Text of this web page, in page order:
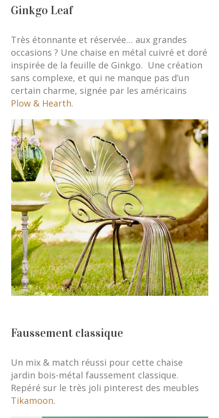
Ginkgo Leaf
Très étonnante et réservée… aux grandes
occasions ? Une chaise en métal cuivré et doré
inspirée de la feuille de Ginkgo. Une création
sans complexe, et qui ne manque pas d’un
certain charme, signée par les américains
Plow & Hearth.
Faussement classique
Un mix & match réussi pour cette chaise
jardin bois-métal faussement classique.
Repéré sur le très joli pinterest des meubles
Tikamoon.